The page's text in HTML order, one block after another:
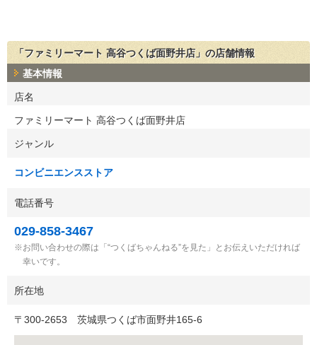
「ファミリーマート 高谷つくば面野井店」の店舗情報
基本情報
店名
ファミリーマート 高谷つくば面野井店
ジャンル
コンビニエンスストア
電話番号
029-858-3467
お問い合わせの際は「“つくばちゃんねる”を見た」とお伝えいただければ
幸いです。
所在地
〒 300-2653 茨城県つくば市面野井165-6